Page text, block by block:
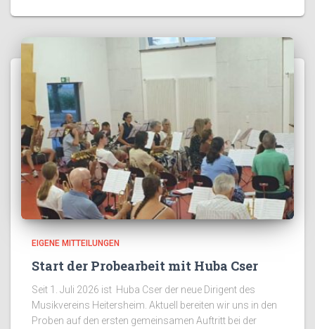
EIGENE MITTEILUNGEN
Start der Probearbeit mit Huba Cser
Seit 1. Juli 2026 ist Huba Cser der neue Dirigent des
Musikvereins Heitersheim. Aktuell bereiten wir uns in den
Proben auf den ersten gemeinsamen Auftritt bei der